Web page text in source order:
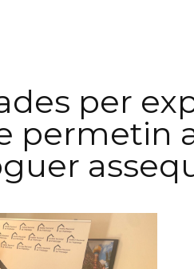
per
permetin